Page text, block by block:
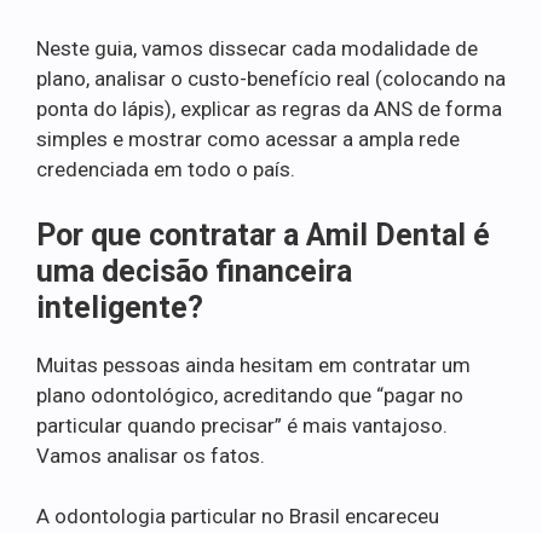
Neste guia, vamos dissecar cada modalidade de
plano, analisar o custo-benefício real (colocando na
ponta do lápis), explicar as regras da ANS de forma
simples e mostrar como acessar a ampla rede
credenciada em todo o país.
Por que contratar a Amil Dental é
uma decisão financeira
inteligente?
Muitas pessoas ainda hesitam em contratar um
plano odontológico, acreditando que “pagar no
particular quando precisar” é mais vantajoso.
Vamos analisar os fatos.
A odontologia particular no Brasil encareceu